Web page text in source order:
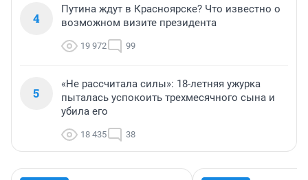
4
Путина ждут в Красноярске? Что известно о
возможном визите президента
19 972 99
5
«Не рассчитала силы»: 18-летняя ужурка
пыталась успокоить трехмесячного сына и
убила его
18 435 38